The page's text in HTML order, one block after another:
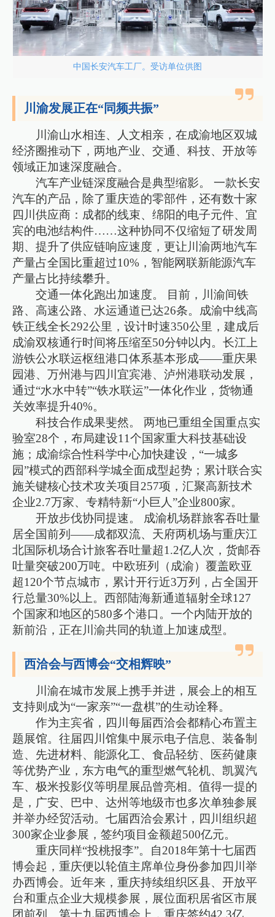
中国长安汽车工厂。受访单位供图
川渝发展正在“同频共振”
川渝山水相连、人文相亲，在成渝地区双城
经济圈推动下，两地产业、交通、科技、开放等
领域正加速深度融合。
汽车产业链深度融合是典型缩影。 一款长安
汽车的产品，除了重庆造的零部件，还有数十家
四川供应商：成都的线束、绵阳的电子元件、宜
宾的电池结构件……这种协同不仅缩短了研发周
期、提升了供应链响应速度，更让川渝两地汽车
产量占全国比重超过10%，智能网联新能源汽车
产量占比持续攀升。
交通一体化跑出加速度。 目前，川渝间铁
路、高速公路、水运通道已达26条。成渝中线高
铁正线全长292公里，设计时速350公里，建成后
成渝双核通行时间将压缩至50分钟以内。长江上
游铁公水联运枢纽港口体系基本形成——重庆果
园港、万州港与四川宜宾港、泸州港联动发展，
通过“水水中转”“铁水联运”一体化作业，货物通
关效率提升40%。
科技合作成果斐然。 两地已重组全国重点实
验室28个，布局建设11个国家重大科技基础设
施；成渝综合性科学中心加快建设，“一城多
园”模式的西部科学城全面成型起势；累计联合实
施关键核心技术攻关项目257项，汇聚高新技术
企业2.7万家、专精特新“小巨人”企业800家。
开放步伐协同提速。 成渝机场群旅客吞吐量
居全国前列——成都双流、天府两机场与重庆江
北国际机场合计旅客吞吐量超1.2亿人次，货邮吞
吐量突破200万吨。中欧班列（成渝）覆盖欧亚
超120个节点城市，累计开行近3万列，占全国开
行总量30%以上。西部陆海新通道辐射全球127
个国家和地区的580多个港口。一个内陆开放的
新前沿，正在川渝共同的轨道上加速成型。
西洽会与西博会“交相辉映”
川渝在城市发展上携手并进，展会上的相互
支持则成为“一家亲”“一盘棋”的生动诠释。
作为主宾省，四川每届西洽会都精心布置主
题展馆。往届四川馆集中展示电子信息、装备制
造、先进材料、能源化工、食品轻纺、医药健康
等优势产业，东方电气的重型燃气轮机、凯翼汽
车、极米投影仪等明星展品曾亮相。值得一提的
是，广安、巴中、达州等地级市也多次单独参展
并举办经贸活动。七届西洽会累计，四川组织超
300家企业参展，签约项目金额超500亿元。
重庆同样“投桃报李”。自2018年第十七届西
博会起，重庆便以轮值主席单位身份参加四川举
办西博会。近年来，重庆持续组织区县、开放平
台和重点企业大规模参展，展位面积居省区市展
团前列。第十九届西博会上，重庆签约42.3亿